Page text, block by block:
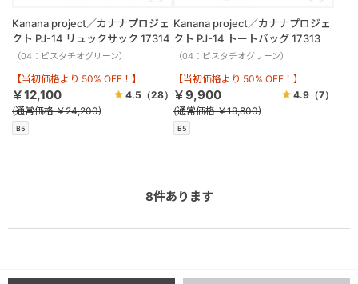
B5
Kanana project／カナナプロジェ
クト PJ-14 リュックサック 17314
（04：ピスタチオグリーン）
【当初価格より 50% OFF！】
￥12,100 4.5 （28）
(通常価格 ￥24,200)
B5
Kanana project／カナナプロジェ
クト PJ-14 トートバッグ 17313
（04：ピスタチオグリーン）
【当初価格より 50% OFF！】
￥9,900 4.9 （7）
(通常価格 ￥19,800)
8件あります